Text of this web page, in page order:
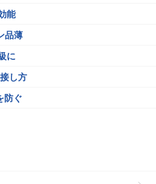
能
品薄
に
し方
防ぐ